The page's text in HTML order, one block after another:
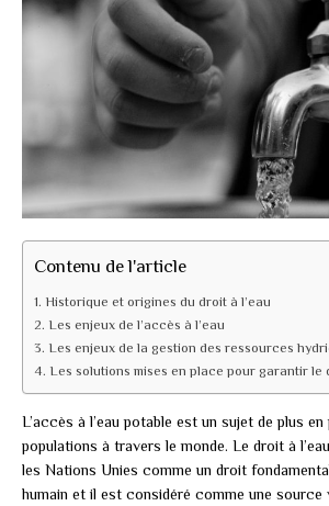
Contenu de l'article
Historique et origines du droit à l’eau
Les enjeux de l’accès à l’eau
Les enjeux de la gestion des ressources
Les solutions mises en place pour garantir le
L’accès à l’eau potable est un sujet de plus
populations à travers le monde. Le droit à
les Nations Unies comme un droit
humain et il est considéré comme une source